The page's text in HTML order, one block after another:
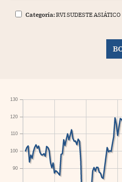
Categoría:RVI SUDESTE ASIÁTICO
90
100
110
120
130